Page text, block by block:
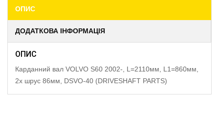
ОПИС
ДОДАТКОВА ІНФОРМАЦІЯ
ОПИС
Карданний вал VOLVO S60 2002-, L=2110мм, L1=860мм,
2x шрус 86мм, DSVO-40 (DRIVESHAFT PARTS)